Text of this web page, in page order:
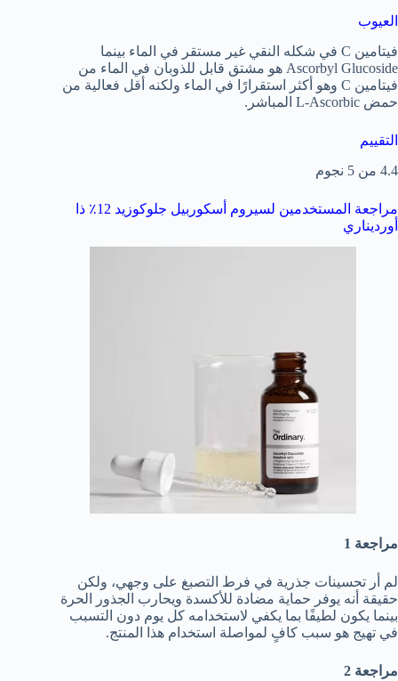
العيوب
فيتامين C في شكله النقي غير مستقر في الماء بينما
Ascorbyl Glucoside هو مشتق قابل للذوبان في الماء من
فيتامين C وهو أكثر استقرارًا في الماء ولكنه أقل فعالية من
حمض L-Ascorbic المباشر.
التقييم
4.4 من 5 نجوم
مراجعة المستخدمين لسيروم أسكوربيل جلوكوزيد 12٪ ذا
أورديناري
مراجعة 1
لم أر تحسينات جذرية في فرط التصبغ على وجهي، ولكن
حقيقة أنه يوفر حماية مضادة للأكسدة ويحارب الجذور الحرة
بينما يكون لطيفًا بما يكفي لاستخدامه كل يوم دون التسبب
في تهيج هو سبب كافٍ لمواصلة استخدام هذا المنتج.
مراجعة 2